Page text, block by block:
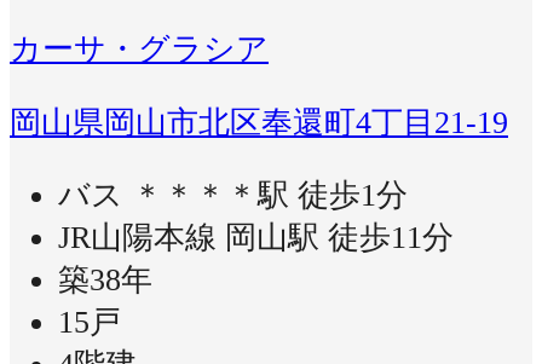
カーサ・グラシア
岡山県岡山市北区奉還町4丁目21-19
バス ＊＊＊＊駅 徒歩1分
JR山陽本線 岡山駅 徒歩11分
築38年
15戸